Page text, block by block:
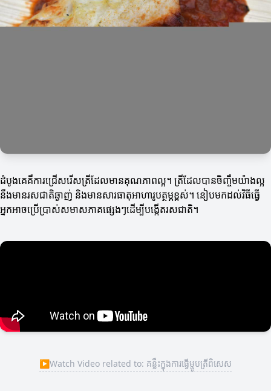
ដំបូងគេគឺការជ្រើសរើសត្រីដែលមានគុណភាពល្អ។ ត្រីដែលបានចិញ្ចឹមយ៉ាងល្អ
នឹងមានរសជាតិឆ្ងាញ់ និងមានសារធាតុអាហារូបត្ថម្ភខ្ពស់។ នៀបមកដល់វិធីធ្វើ
អ្នកអាចប្រើប្រាស់សមាសភាគផ្សេងៗដើម្បីបង្កើតរសជាតិ។
▶Watch Video related to: គន្លឹះក្នុងការធ្វើម្ហូបត្រីពិសេស